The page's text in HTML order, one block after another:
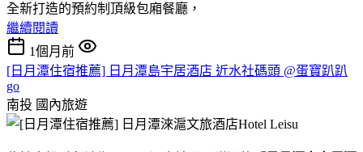
全新打造的預約制頂級包廂餐廳，
繼續閱讀
1個月前
[日月潭住宿推薦] 日月潭島宇居酒店 近水社碼頭 @蛋寶趴趴
go
南投 國內旅遊